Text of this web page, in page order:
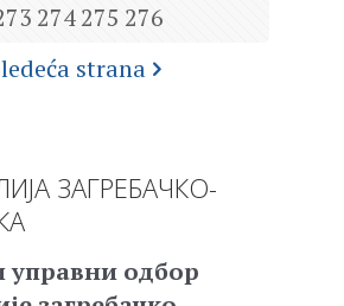
274275 276
strana
ЗАГРЕБАЧКО-
управни одбор